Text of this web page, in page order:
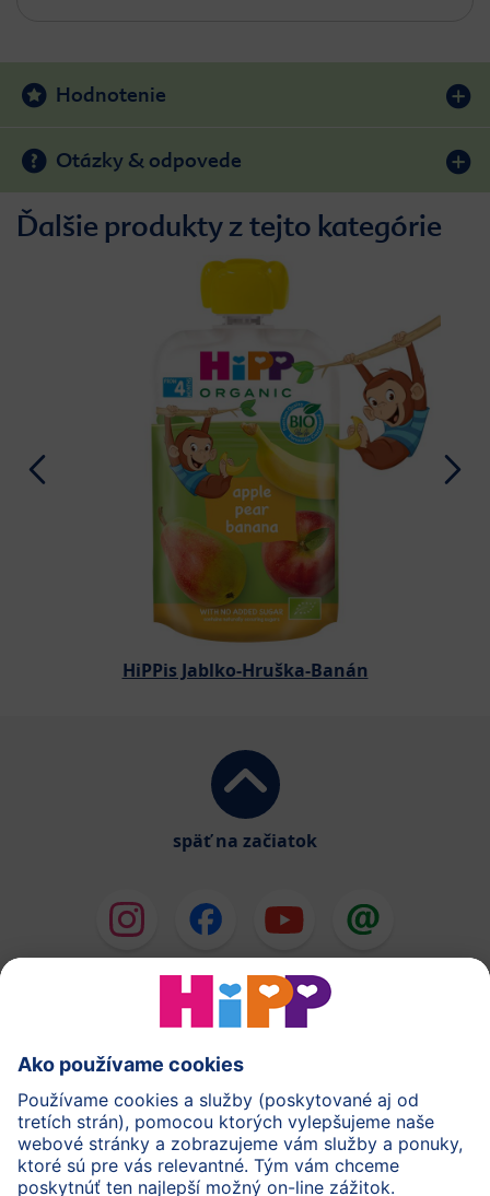
Hodnotenie
Otázky & odpovede
Ďalšie produkty z tejto kategórie
HiPPis Jablko-Hruška-Banán
späť na začiatok
HiPP Mlieka
HiPP Príkrmy
HiPP Tehotenstvo
Ochrana osobných údajov